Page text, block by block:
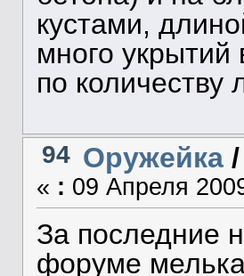
кустами,
много укрытий
по
94 Оружейка/
« : 09 Апреля
За последние
форуме